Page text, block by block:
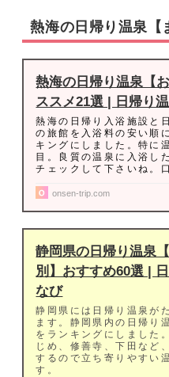
熱海の日帰り温泉【
熱海の日帰り温泉【
ススメ21選 | 日帰り
熱海の日帰り入浴施設と
の旅館を入浴料の安い順
キングにしました。特に
目。良質の温泉に入浴し
チェックして下さいね。
onsen-trip.com
静岡県の日帰り温泉
別】おすすめ60選 |
なび
静岡県には日帰り温泉が
ます。静岡県内の日帰り
をランキングにしました
じめ、修善寺、下田など
するので立ち寄りやすい
す。